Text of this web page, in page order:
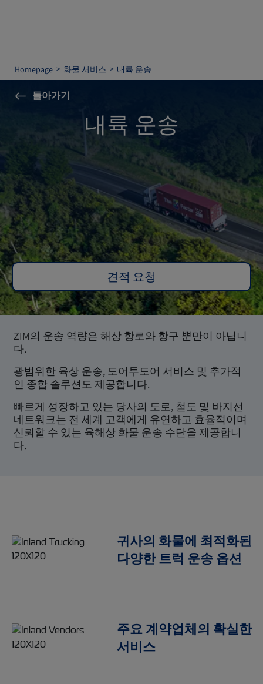
Homepage 화물 서비스 내륙 운송
돌아가기
내륙 운송
견적 요청
ZIM의 운송 역량은 해상 항로와 항구 뿐만이 아닙니
다.
광범위한 육상 운송, 도어투도어 서비스 및 추가적
인 종합 솔루션도 제공합니다.
빠르게 성장하고 있는 당사의 도로, 철도 및 바지선
네트워크는 전 세계 고객에게 유연하고 효율적이며
신뢰할 수 있는 육해상 화물 운송 수단을 제공합니
다.
귀사의 화물에 최적화된
다양한 트럭 운송 옵션
주요 계약업체의 확실한
서비스